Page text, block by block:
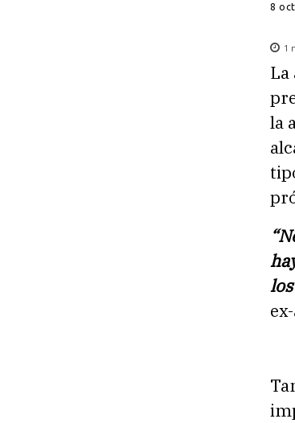
8
1
La
la